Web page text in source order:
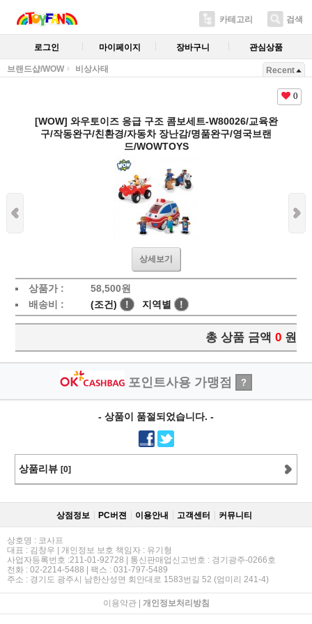
카테고리 검색
로그인 마이페이지 장바구니 관심상품
브랜드샵/WOW 비상사태 Recent
0
[WOW] 와우토이즈 응급 구조 콤보세트-W80026/교육완
구/작동완구/친환경/자동차 장난감/명품완구/영국브랜
드/WOWTOYS
상세보기
상품가 : 58,500원
배송비 :
(조건) ! 지역별 !
총 상품 금액 0 원
포인트사용 가맹점 ?
- 상품이 품절되었습니다. -
상품리뷰 [0]
상점정보 PC버젼 이용안내 고객센터 커뮤니티
상호명 : 코사프
대표 : 김창우 | 개인정보 보호 책임자 : 유기형
사업자등록번호 :211-01-92728 | 통신판매업신고번호 : 경기광주-0266호
전화 : 02-2214-5488 | 팩스 : 031-797-5489
주소 : 경기도 광주시 남한산성면 회안대로 1583번길 52 (엄미리 241-4)
이용약관| 개인정보처리방침